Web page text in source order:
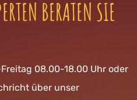
BERATEN SIE
08.00-18.00 Uhr oder
über unser